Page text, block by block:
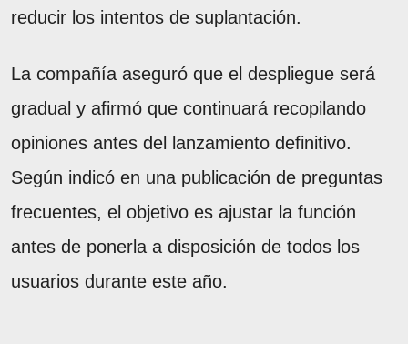
reducir los intentos de suplantación.
La compañía aseguró que el despliegue será
gradual y afirmó que continuará recopilando
opiniones antes del lanzamiento definitivo.
Según indicó en una publicación de preguntas
frecuentes, el objetivo es ajustar la función
antes de ponerla a disposición de todos los
usuarios durante este año.